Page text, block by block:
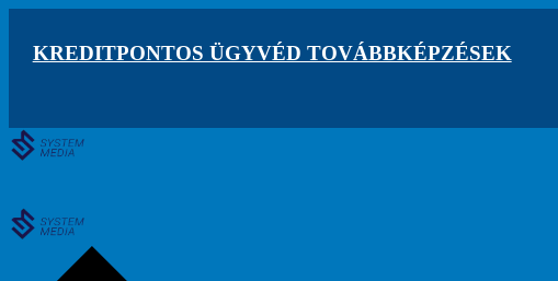
KREDITPONTOS ÜGYVÉD TOVÁBBKÉPZÉSEK